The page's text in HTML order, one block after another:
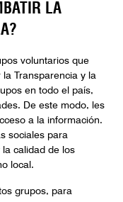
LA
voluntarios que
la Transparencia y la
en todo el país,
De este modo, les
a la información.
sociales para
la calidad de los
local.
grupos, para